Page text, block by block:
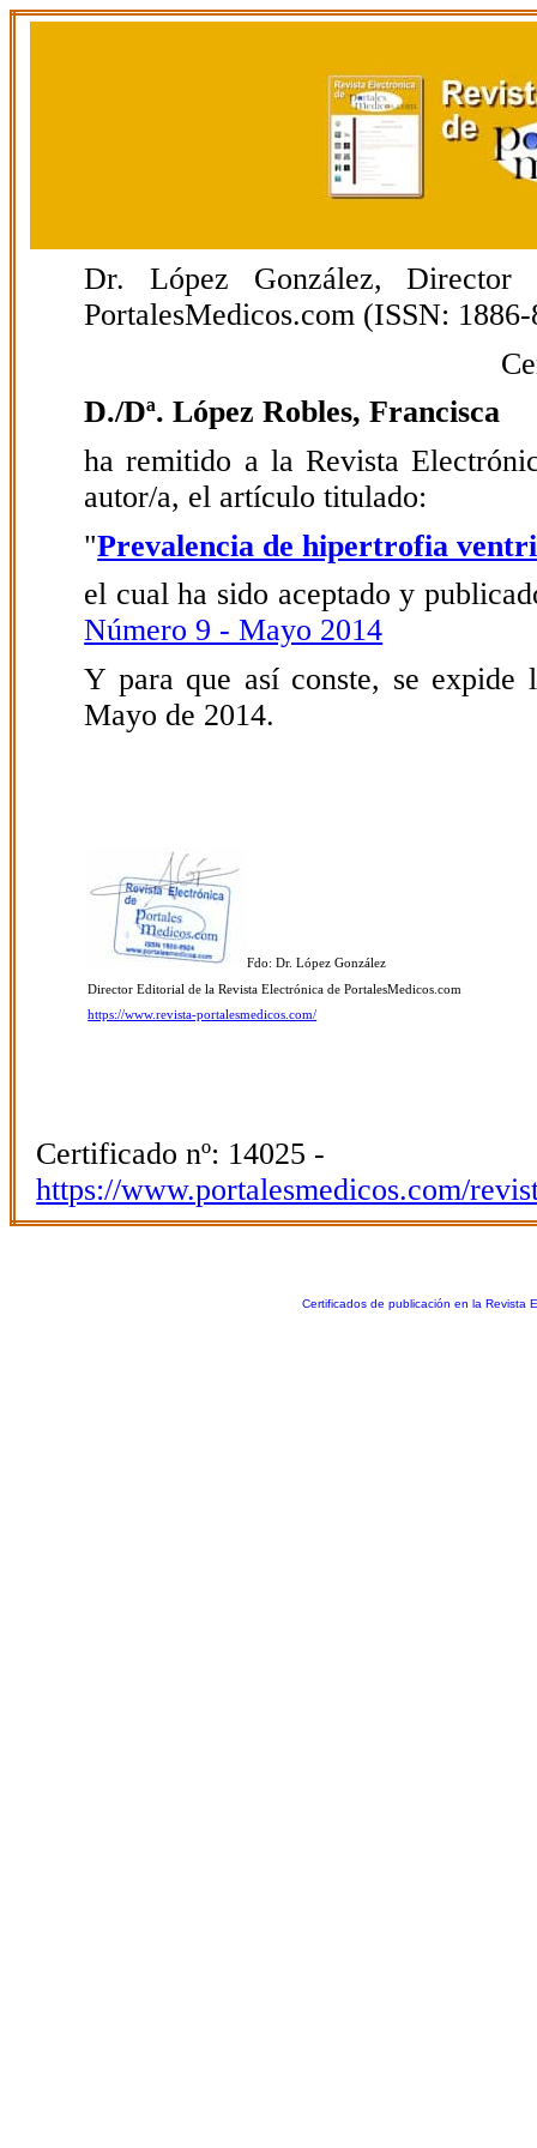
Dr. López González,
PortalesMedicos.com (ISSN:
D./Dª. López Robles, Francisca
ha remitido a la Revista
autor/a, el artículo titulado:
"Prevalencia de hipertrofia
el cual ha sido aceptado y
Número 9 - Mayo 2014
Y para que así conste, se
Mayo de 2014.
Fdo: Dr. López González
Director Editorial de la Revista Electrónica de PortalesMedicos.com
https://www.revista-portalesmedicos.com/
Certificado nº: 14025 -
https://www.portalesmedicos.com/
Certificados de publicación en la Revista